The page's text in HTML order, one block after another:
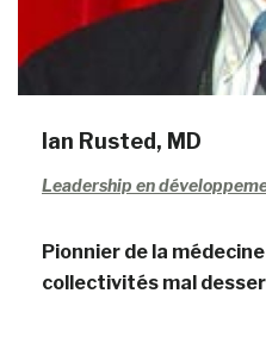
Ian Rusted, MD
Leadership en
Pionnier de la
collectivités mal